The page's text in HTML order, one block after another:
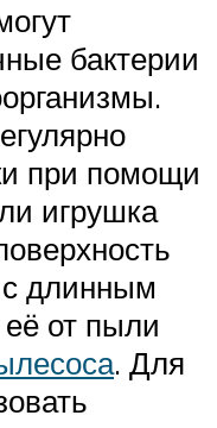
бактерии
при помощи
игрушка
длинным
от пыли
. Для